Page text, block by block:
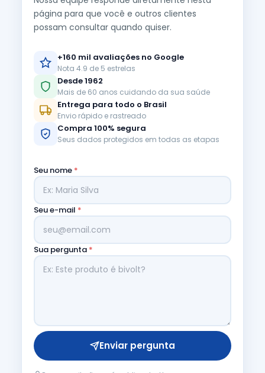
página para que você e outros clientes
possam consultar quando quiser.
+160 mil avaliações no Google
Nota 4.9 de 5 estrelas
Desde 1962
Mais de 60 anos cuidando da sua saúde
Entrega para todo o Brasil
Envio rápido e rastreado
Compra 100% segura
Seus dados protegidos em todas as etapas
Seu nome *
Seu e-mail *
Sua pergunta *
Enviar pergunta